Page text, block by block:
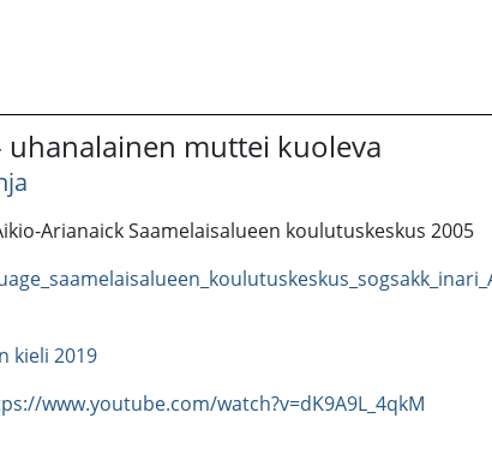
uhanalainen muttei kuoleva
Arianaick Saamelaisalueen koulutuskeskus 2005
kieli 2019
www.youtube.com/watch?v=dK9A9L_4qkM